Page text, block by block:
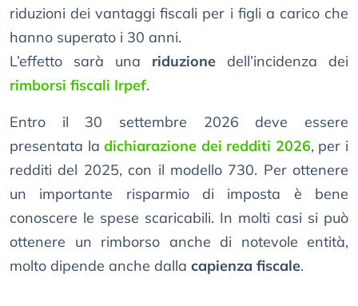
riduzioni dei vantaggi fiscali per i figli a carico che
hanno superato i 30 anni.
L’effetto sarà una riduzione dell’incidenza dei
rimborsi fiscali Irpef.
Entro il 30 settembre 2026 deve essere
presentata ladichiarazione dei redditi 2026, per i
redditi del 2025, con il modello 730. Per ottenere
un importante risparmio di imposta è bene
conoscere le spese scaricabili. In molti casi si può
ottenere un rimborso anche di notevole entità,
molto dipende anche dalla capienza fiscale.